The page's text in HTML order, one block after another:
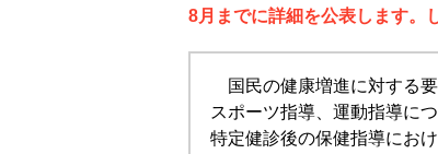
8月までに詳細を公表します。
国民の健康増進に対する
スポーツ指導、運動指導に
特定健診後の保健指導にお